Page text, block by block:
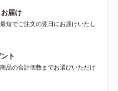
届け
短でご注文の翌日にお届けいたし
ト
品の合計個数までお選びいただけ